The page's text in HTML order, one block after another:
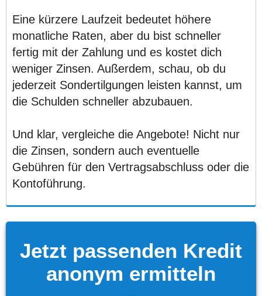
Eine kürzere Laufzeit bedeutet höhere
monatliche Raten, aber du bist schneller
fertig mit der Zahlung und es kostet dich
weniger Zinsen. Außerdem, schau, ob du
jederzeit Sondertilgungen leisten kannst, um
die Schulden schneller abzubauen.
Und klar, vergleiche die Angebote! Nicht nur
die Zinsen, sondern auch eventuelle
Gebühren für den Vertragsabschluss oder die
Kontoführung.
Jetzt passenden Kredit
anonym ermitteln